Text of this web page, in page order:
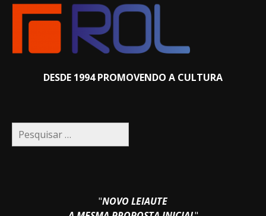
DESDE 1994 PROMOVENDO A CULTURA
Pesquisar
por:
"NOVO LEIAUTE